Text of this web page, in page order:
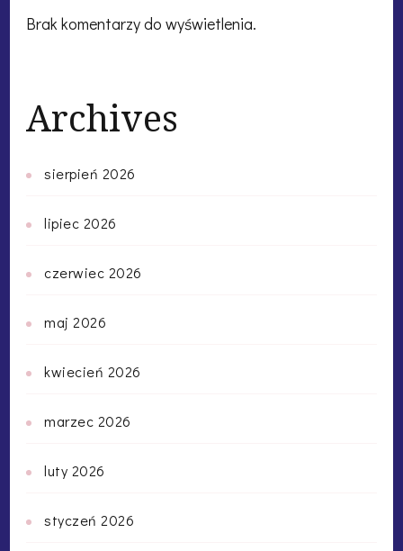
Brak komentarzy do wyświetlenia.
Archives
sierpień 2026
lipiec 2026
czerwiec 2026
maj 2026
kwiecień 2026
marzec 2026
luty 2026
styczeń 2026